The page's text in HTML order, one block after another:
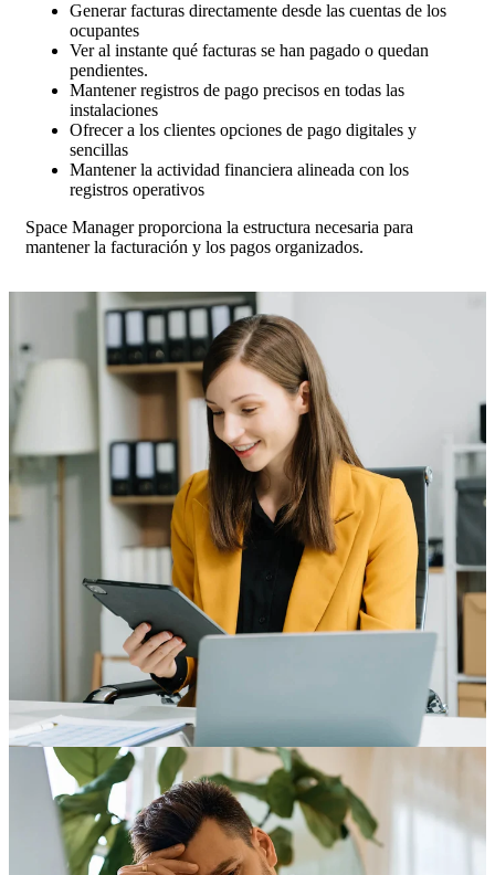
Generar facturas directamente desde las cuentas de los
ocupantes
Ver al instante qué facturas se han pagado o quedan
pendientes.
Mantener registros de pago precisos en todas las
instalaciones
Ofrecer a los clientes opciones de pago digitales y
sencillas
Mantener la actividad financiera alineada con los
registros operativos
Space Manager proporciona la estructura necesaria para
mantener la facturación y los pagos organizados.